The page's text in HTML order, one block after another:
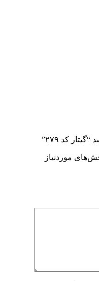
کد ۲۷۹”
موردنیاز